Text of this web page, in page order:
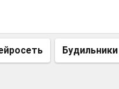
Будильники